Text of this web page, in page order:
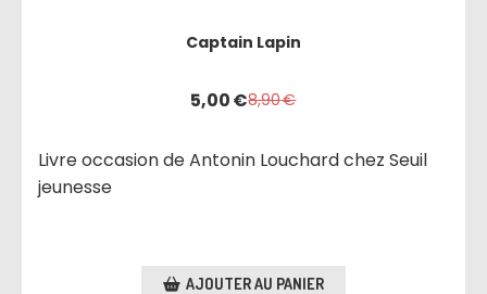
Captain Lapin
5,00€8,90€
Livre occasion de Antonin Louchard chez Seuil
jeunesse
AJOUTER AU PANIER